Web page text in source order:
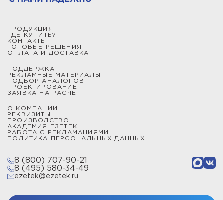
ПРОДУКЦИЯ
ГДЕ КУПИТЬ?
КОНТАКТЫ
ГОТОВЫЕ РЕШЕНИЯ
ОПЛАТА И ДОСТАВКА
ПОДДЕРЖКА
РЕКЛАМНЫЕ МАТЕРИАЛЫ
ПОДБОР АНАЛОГОВ
ПРОЕКТИРОВАНИЕ
ЗАЯВКА НА РАСЧЕТ
О КОМПАНИИ
РЕКВИЗИТЫ
ПРОИЗВОДСТВО
АКАДЕМИЯ ЕЗЕТЕК
РАБОТА С РЕКЛАМАЦИЯМИ
ПОЛИТИКА ПЕРСОНАЛЬНЫХ ДАННЫХ
8 (800) 707-90-21
8 (495) 580-34-49
ezetek@ezetek.ru